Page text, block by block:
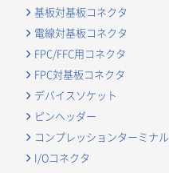
基板対基板コネクタ
電線対基板コネクタ
FPC/FFC用コネクタ
FPC対基板コネクタ
デバイスソケット
ピンヘッダー
コンプレッションターミナル
I/Oコネクタ